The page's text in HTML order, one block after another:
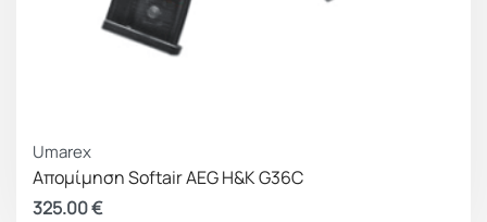
Umarex
Απομίμηση Softair AEG Η&Κ G36C
325.00€